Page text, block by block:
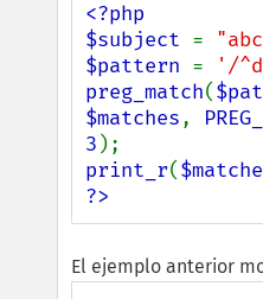
<?php
$subject =
$pattern = '/
preg_match(
$matches,
3
print_r(
?>
El ejemplo anterior